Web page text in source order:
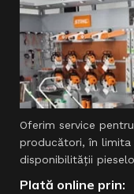
Oferim service
producători, în limita
disponibilităţii
Plată online prin: